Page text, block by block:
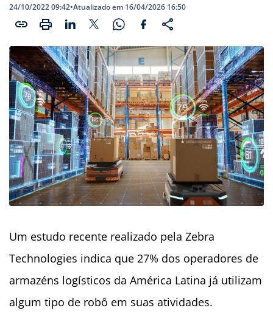
24/10/2022 09:42•Atualizado em 16/04/2026 16:50
Um estudo recente realizado pela Zebra
Technologies indica que 27% dos operadores de
armazéns logísticos da América Latina já utilizam
algum tipo de robô em suas atividades.